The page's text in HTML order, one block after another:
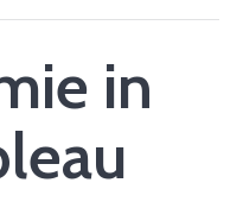
in